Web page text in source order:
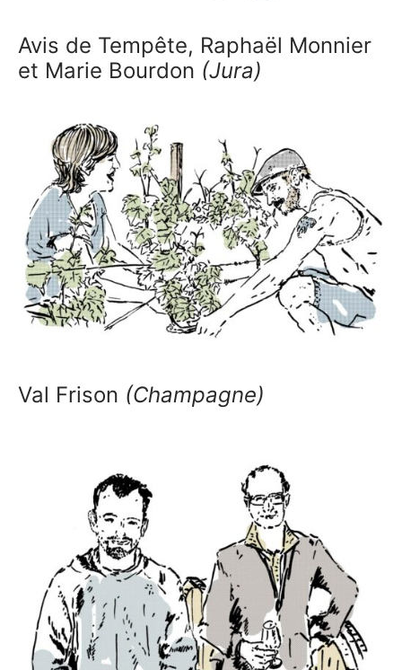
Avis de Tempête, Raphaël Monnier
et Marie Bourdon (Jura)
Val Frison (Champagne)